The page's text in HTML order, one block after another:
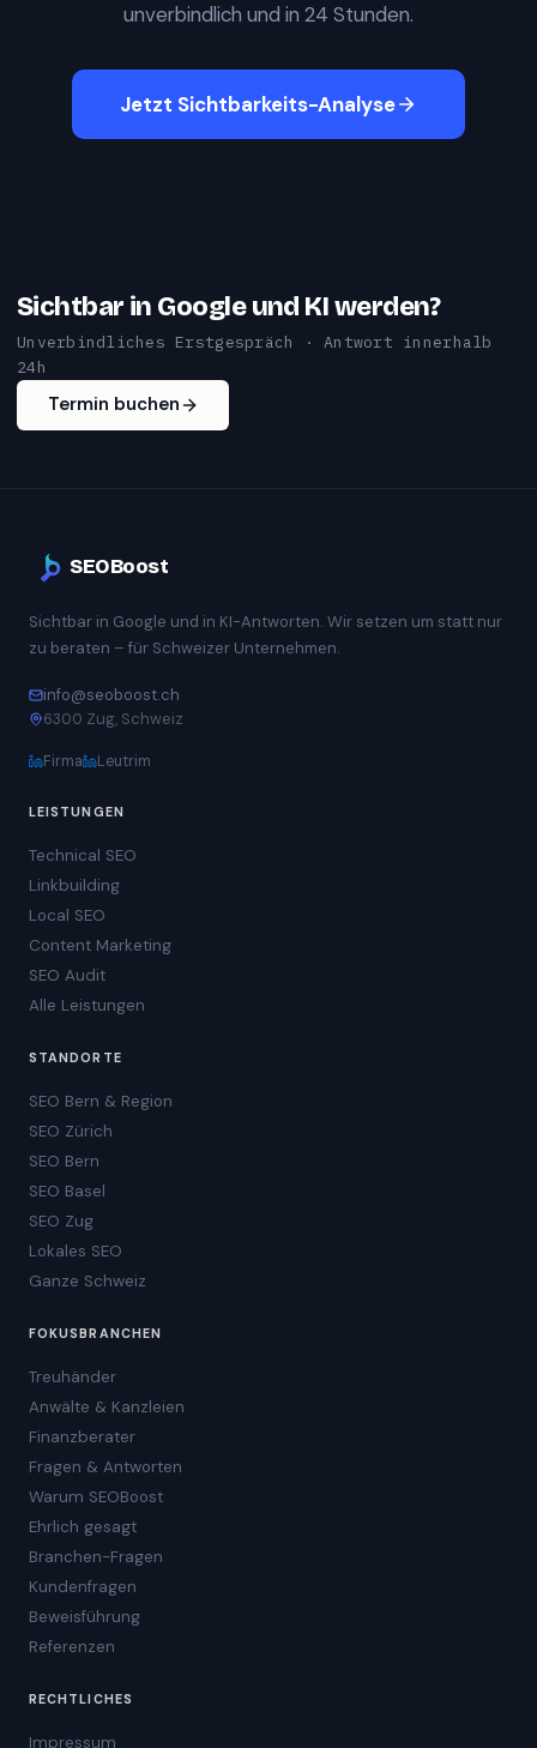
unverbindlich und in 24 Stunden.
Jetzt Sichtbarkeits-Analyse
Sichtbar in Google und KI werden?
Unverbindliches Erstgespräch · Antwort innerhalb
24h
Termin buchen
SEOBoost
Sichtbar in Google und in KI-Antworten. Wir setzen um statt nur
zu beraten – für Schweizer Unternehmen.
info@seoboost.ch
6300 Zug, Schweiz
Firma Leutrim
LEISTUNGEN
Technical SEO
Linkbuilding
Local SEO
Content Marketing
SEO Audit
Alle Leistungen
STANDORTE
SEO Bern & Region
SEO Zürich
SEO Bern
SEO Basel
SEO Zug
Lokales SEO
Ganze Schweiz
FOKUSBRANCHEN
Treuhänder
Anwälte & Kanzleien
Finanzberater
Fragen & Antworten
Warum SEOBoost
Ehrlich gesagt
Branchen-Fragen
Kundenfragen
Beweisführung
Referenzen
RECHTLICHES
Impressum